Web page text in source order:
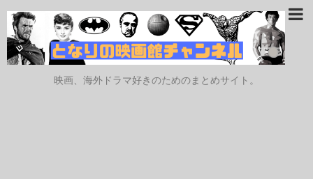
映画、海外ドラマ好きのためのまとめサイト。